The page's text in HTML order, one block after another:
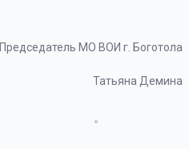
Председатель МО ВОИ г. Боготола
Татьяна Демина